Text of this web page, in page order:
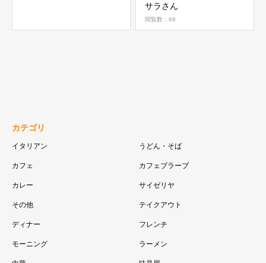
サラさん
閲覧数：68
カテゴリ
イタリアン うどん・そば
カフェ カフェブラーブ
カレー サイゼリヤ
その他 テイクアウト
ディナー フレンチ
モーニング ラーメン